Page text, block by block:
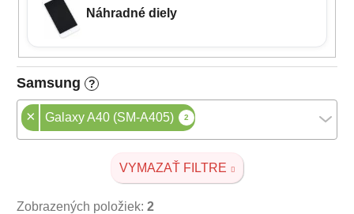
Náhradné diely
Samsung ?
× Galaxy A40 (SM-A405) 2
VYMAZAŤ FILTRE
Zobrazených položiek: 2